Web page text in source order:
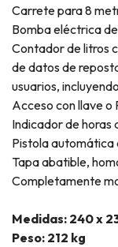
Carrete para 8
Bomba eléctrica
Contador de litros
de datos de
usuarios,
Acceso con llave o
Indicador de horas
Pistola
Tapa abatible,
Completamente
Medidas: 240 x
Peso: 212 kg